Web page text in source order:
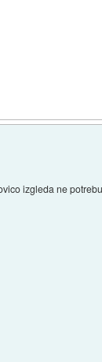
izgleda ne